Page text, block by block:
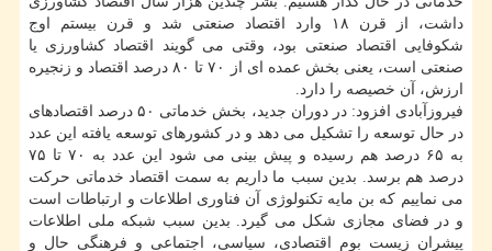
داشت، از قرن ۱۸ وارد اقتصاد صنعتی شد و قرن بیستم اوج
شكوفایی اقتصاد صنعتی بود، وقتی می گویند اقتصاد كشاورزی یا
صنعتی است، یعنی بخش عمده ای از ۷۰ تا ۸۰ درصد اقتصاد و زنجیره
ارزش، آن خصیصه را دارد.
فیروزآبادی افزود: در دوران جدید، بخش خدماتی ۵۰ درصد اقتصادهای
در حال توسعه را تشكیل می دهد و در كشورهای توسعه یافته این عدد
به ۶۵ درصد هم رسیده و پیش بینی می شود این عدد به ۷۰ تا ۷۵
درصد هم برسد. بدین سبب ما داریم به سمت اقتصاد خدماتی حركت
می نماییم كه بن مایه تكنولوژی آن فناوری اطلاعات و ارتباطات است
و در فضای مجازی شكل می گیرد. بدین سبب شبكه ملی اطلاعات
پیشران زیست بوم اقتصادی، سیاسی، اجتماعی و فرهنگی حال و